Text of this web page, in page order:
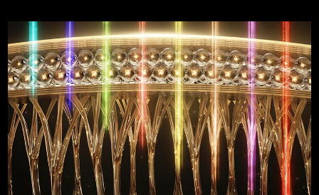
Lituânia Entrega prevista09/08/2026
Luxemburgo Entrega prevista09/08/2026
Macau, RAE da
China
Entrega prevista11/08/2026
Malásia Entrega prevista 12/08/2026
Malta Entrega prevista 09/08/2026